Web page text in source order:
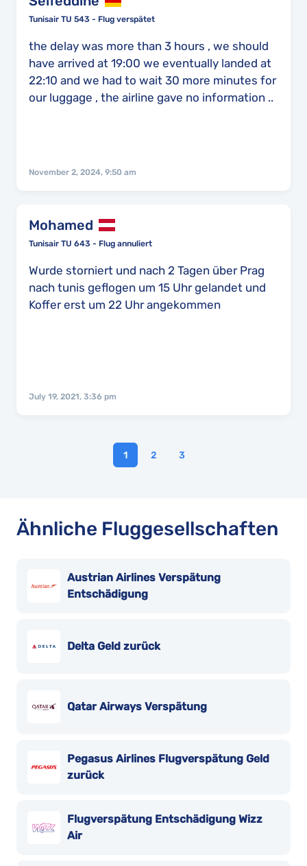
Tunisair TU 543 - Flug verspätet
the delay was more than 3 hours , we should
have arrived at 19:00 we eventually landed at
22:10 and we had to wait 30 more minutes for
our luggage , the airline gave no information ..
November 2, 2024, 9:50 am
Mohamed
Tunisair TU 643 - Flug annuliert
Wurde storniert und nach 2 Tagen über Prag
nach tunis geflogen um 15 Uhr gelandet und
Koffer erst um 22 Uhr angekommen
July 19, 2021, 3:36 pm
1 2 3
Ähnliche Fluggesellschaften
Austrian Airlines Verspätung
Entschädigung
Delta Geld zurück
Qatar Airways Verspätung
Pegasus Airlines Flugverspätung Geld
zurück
Flugverspätung Entschädigung Wizz
Air